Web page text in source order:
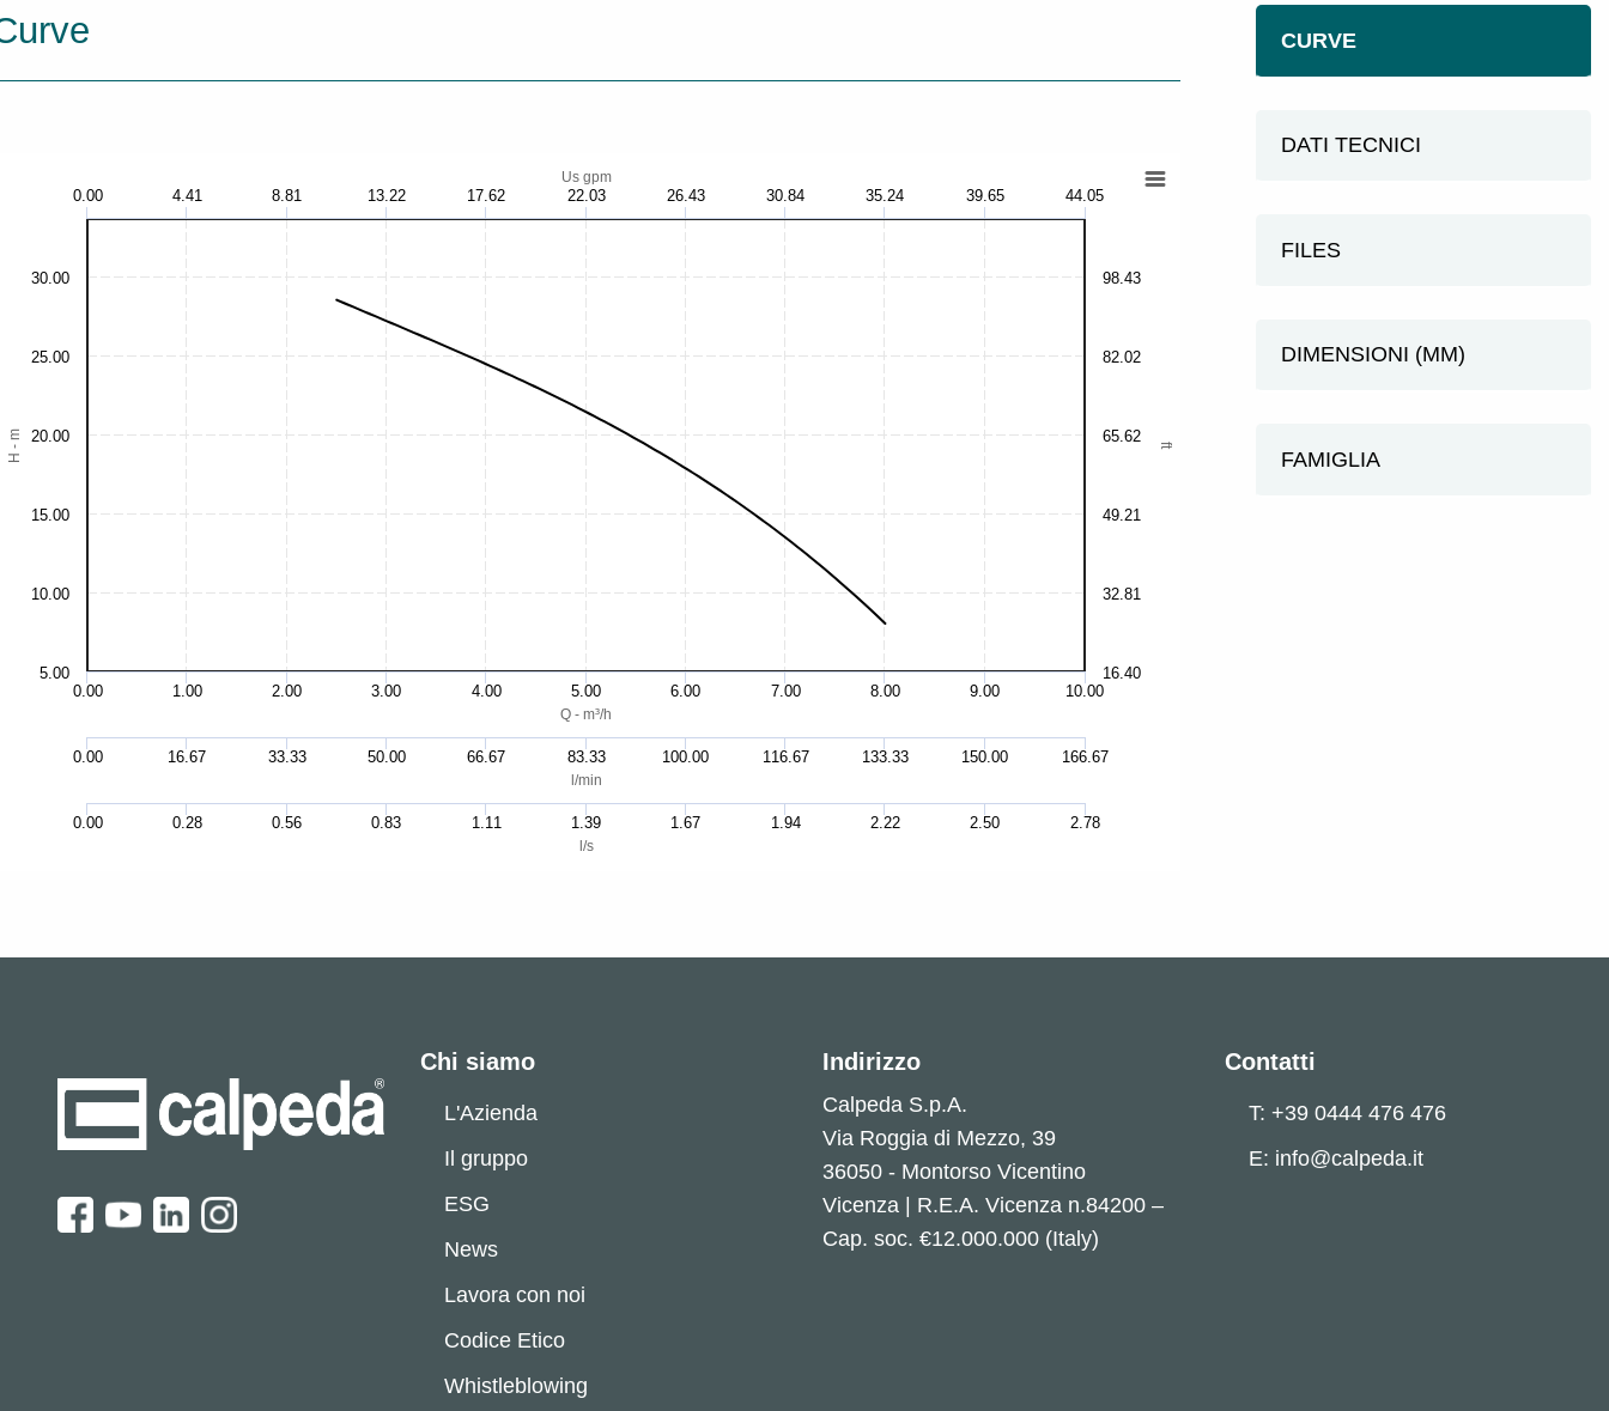
Q - m³/h
l/min
l/s
Us gpm
H - m ft
0.00 1.00 2.00 3.00 4.00 5.00 6.00 7.00 8.00 9.00 10.00
0.00 16.67 33.33 50.00 66.67 83.33 100.00 116.67 133.33 150.00 166.67
0.00 0.28 0.56 0.83 1.11 1.39 1.67 1.94 2.22 2.50 2.78
0.00 4.41 8.81 13.22 17.62 22.03 26.43 30.84 35.24 39.65 44.05
5.00
10.00
15.00
20.00
25.00
30.00
16.40
32.81
49.21
65.62
82.02
98.43
CURVE
DATI TECNICI
FILES
DIMENSIONI (MM)
FAMIGLIA
Chi siamo
L'Azienda
Il gruppo
ESG
News
Lavora con noi
Codice Etico
Whistleblowing
Indirizzo
Calpeda S.p.A.
Via Roggia di Mezzo, 39
36050 - Montorso Vicentino
Vicenza | R.E.A. Vicenza n.84200 –
Cap. soc. €12.000.000 (Italy)
Contatti
T: +39 0444 476 476
E: info@calpeda.it